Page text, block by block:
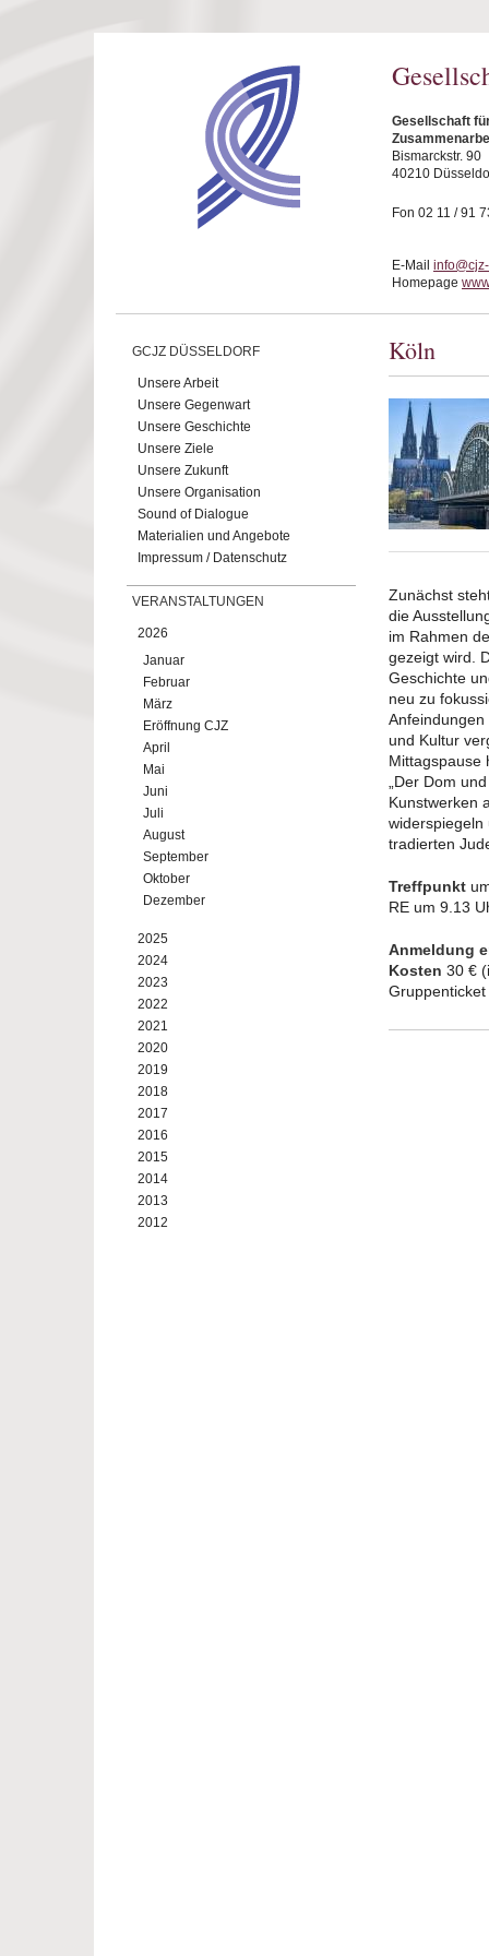
Gesellschaft
Bismarckstr. 90
40210
Fon 02 11 / 91
E-Mail
Homepage
GCJZ DÜSSELDORF
Unsere Arbeit
Unsere Gegenwart
Unsere Geschichte
Unsere Ziele
Unsere Zukunft
Unsere Organisation
Sound of Dialogue
Materialien und Angebote
Impressum / Datenschutz
VERANSTALTUNGEN
2026
Januar
Februar
März
Eröffnung CJZ
April
Mai
Juni
Juli
August
September
Oktober
Dezember
2025
2024
2023
2022
2021
2020
2019
2018
2017
2016
2015
2014
2013
2012
Köln
Zunächst
die
im Rahmen
gezeigt wird.
Geschichte
neu zu
Anfeindungen
und Kultur
Mittagspause
„Der Dom
Kunstwerken
tradierten
Treffpunkt
RE um 9.13
Anmeldung
Kosten 30 €